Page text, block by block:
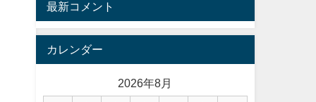
最新コメント
カレンダー
2026年8月